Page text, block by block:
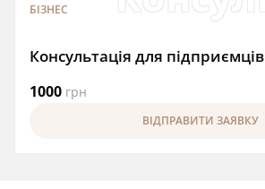
БІЗНЕС
Консультація для підприємців
1000 грн
ВІДПРАВИТИ ЗАЯВКУ